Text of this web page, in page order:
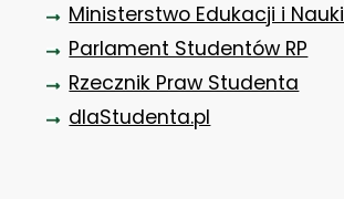
Ministerstwo Edukacji i Nauki
Parlament Studentów RP
Rzecznik Praw Studenta
dlaStudenta.pl